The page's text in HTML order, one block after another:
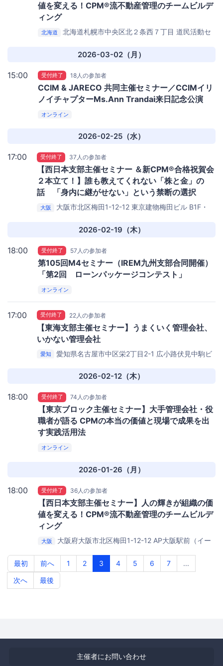
値を変える！CPM®流不動産管理のチームビルデ
ィング
北海道
北海道札幌市中央区北２条西７丁目 道民活動セ
2026-03-02（月）
15:00 受付終了 18人の参加者
CCIM & JARECO 共同主催セミナー／CCIMイリ
ノイチャプターMs.Ann Trandai来日記念公演
オンライン
2026-02-25（水）
17:00 受付終了 37人の参加者
【西日本支部主催セミナー ＆新CPM®合格祝賀会
２本立て！】誰も教えてくれない「株と金」の
話 「身内に継がせない」という禁断の選択
大阪
大阪市北区梅田1-12-12 東京建物梅田ビル B1F・
2026-02-19（木）
18:00 受付終了 57人の参加者
第105回M4セミナー（IREM九州支部合同開催）
「第2回 ローンパッケージコンテスト」
オンライン
17:00 受付終了 22人の参加者
【東海支部主催セミナー】うまくいく管理会社、
いかない管理会社
愛知 愛知県名古屋市中区栄2丁目2-1 広小路伏見中駒ビ
2026-02-12（木）
18:00 受付終了 74人の参加者
【東京ブロック主催セミナー】大手管理会社・役
職者が語る CPMの本当の価値と現場で成果を出
す実践活用法
オンライン
2026-01-26（月）
18:00 受付終了 36人の参加者
【西日本支部主催セミナー】人の輝きが組織の価
値を変える！CPM®流不動産管理のチームビルデ
ィング
大阪 大阪府大阪市北区梅田1-12-12 AP大阪駅前（イー
最初
前へ 1 2 3 4 5 6 7
...
次へ
最後
主催者にお問い合わせ